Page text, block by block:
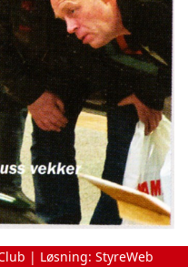
| Løsning: StyreWeb